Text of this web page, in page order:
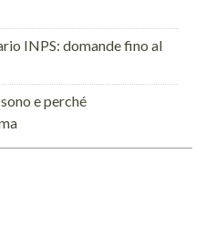
INPS: domande fino al
e perché